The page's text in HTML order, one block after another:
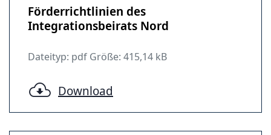
Förderrichtlinien des
Integrationsbeirats Nord
Dateityp: pdf Größe: 415,14 kB
Download